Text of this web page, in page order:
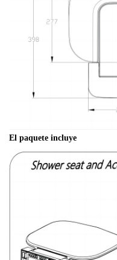
El paquete incluye